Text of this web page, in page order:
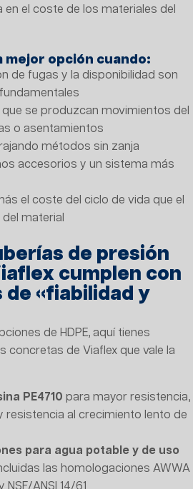
en el coste de los materiales del
mejor opción cuando:
de fugas y la disponibilidad son
se produzcan movimientos del
o asentamientos
métodos sin zanja
accesorios y un sistema más
el coste del ciclo de vida que el
material
de presión
cumplen con
de «fiabilidad y
de HDPE, aquí tienes
concretas de Viaflex que vale la
PE4710 para mayor resistencia,
resistencia al crecimiento lento de
para agua potable y de uso
las homologaciones AWWA
NSF/ANSI 14/61